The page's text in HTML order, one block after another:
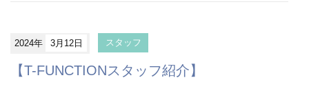
2024年 3月12日 スタッフ
【T-FUNCTIONスタッフ紹介】